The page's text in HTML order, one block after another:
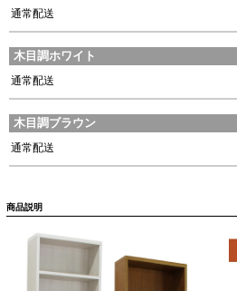
通常配送
木目調ホワイト
通常配送
木目調ブラウン
通常配送
商品説明